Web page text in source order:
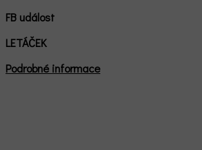
FB událost
LETÁČEK
Podrobné informace